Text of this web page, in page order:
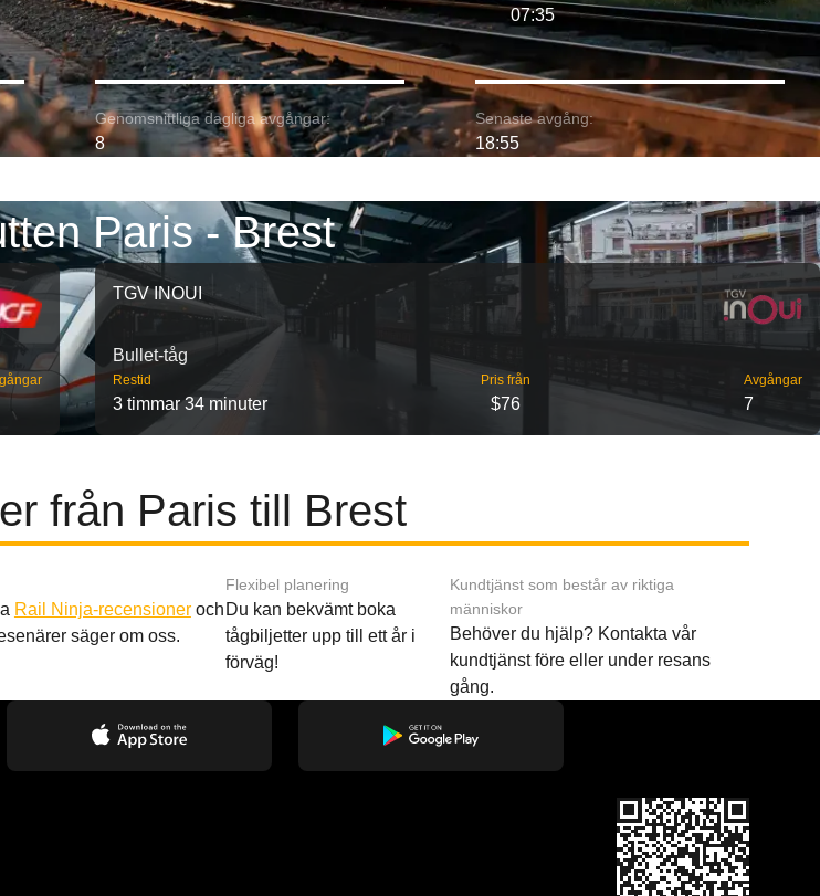
07:35
Genomsnittliga dagliga avgångar:
8
Senaste avgång:
18:55
Paris - Brest
TGV INOUI
Bullet-tåg
Restid
3 timmar 34 minuter
Pris från
$76
Avgångar
7
från Paris till Brest
Rail Ninja-recensioneroch
säger om oss.
Flexibel planering
Du kan bekvämt boka
tågbiljetter upp till ett år i
förväg!
Kundtjänst som består av riktiga
människor
Behöver du hjälp? Kontakta vår
kundtjänst före eller under resans
gång.